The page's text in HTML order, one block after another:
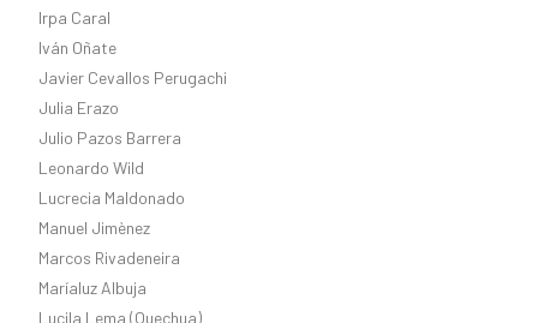
Irpa Caral
Iván Oñate
Javier Cevallos Perugachi
Julia Erazo
Julio Pazos Barrera
Leonardo Wild
Lucrecia Maldonado
Manuel Jimènez
Marcos Rivadeneira
Maríaluz Albuja
Lucila Lema (Quechua)